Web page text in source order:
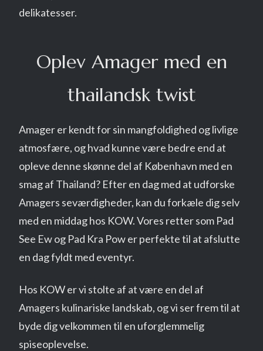
delikatesser.
Oplev Amager med en
thailandsk twist
Amager er kendt for sin mangfoldighed og livlige
atmosfære, og hvad kunne være bedre end at
opleve denne skønne del af København med en
smag af Thailand? Efter en dag med at udforske
Amagers seværdigheder, kan du forkæle dig selv
med en middag hos KOW. Vores retter som Pad
See Ew og Pad Kra Pow er perfekte til at afslutte
en dag fyldt med eventyr.
Hos KOW er vi stolte af at være en del af
Amagers kulinariske landskab, og vi ser frem til at
byde dig velkommen til en uforglemmelig
spiseoplevelse.